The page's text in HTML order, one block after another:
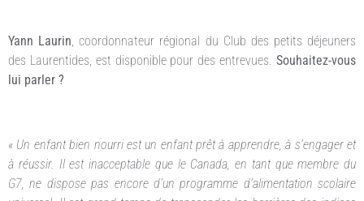
Yann Laurin, coordonnateur régional du Club des petits déjeuners
des Laurentides, est disponible pour des entrevues. Souhaitez-vous
lui parler ?
« Un enfant bien nourri est un enfant prêt à apprendre, à s’engager et
à réussir. Il est inacceptable que le Canada, en tant que membre du
G7, ne dispose pas encore d’un programme d’alimentation scolaire